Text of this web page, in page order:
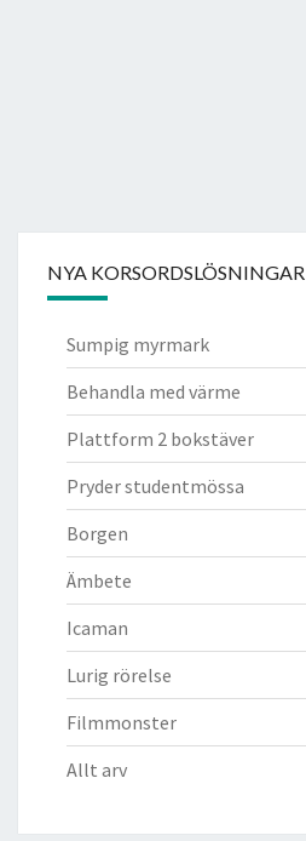
NYA KORSORDSLÖSNINGAR
Sumpig myrmark
Behandla med värme
Plattform 2 bokstäver
Pryder studentmössa
Borgen
Ämbete
Icaman
Lurig rörelse
Filmmonster
Allt arv